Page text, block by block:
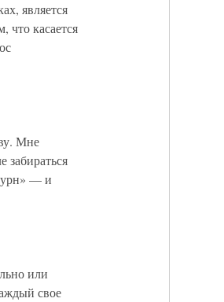
является
что касается
Мне
забираться
— и
или
свое